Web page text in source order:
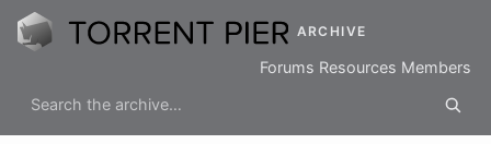
ARCHIVE
Forums Resources Members